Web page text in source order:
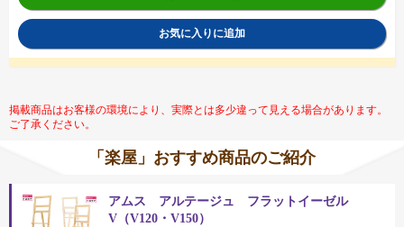
お気に入りに追加
掲載商品はお客様の環境により、実際とは多少違って見える場合があります。
ご了承ください。
「楽屋」おすすめ商品のご紹介
アムス アルテージュ フラットイーゼル
V（V120・V150）